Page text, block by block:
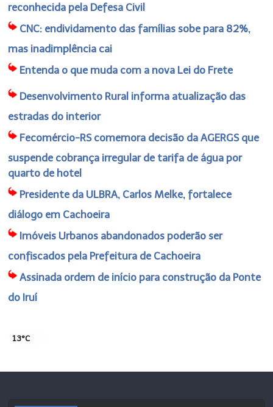
reconhecida pela Defesa Civil
CNC: endividamento das famílias sobe para 82%,
mas inadimplência cai
Entenda o que muda com a nova Lei do Frete
Desenvolvimento Rural informa atualização das
estradas do interior
Fecomércio-RS comemora decisão da AGERGS que
suspende cobrança irregular de tarifa de água por
quarto de hotel
Presidente da ULBRA, Carlos Melke, fortalece
diálogo em Cachoeira
Imóveis Urbanos abandonados poderão ser
confiscados pela Prefeitura de Cachoeira
Assinada ordem de início para construção da Ponte
do Iruí
13°C